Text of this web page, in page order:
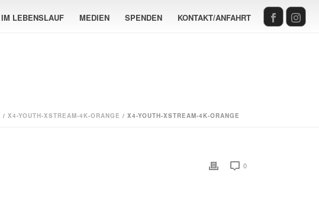
IM LEBENSLAUF MEDIEN SPENDEN KONTAKT/ANFAHRT
/ X4-YOUTH-XSTREAM-4K-ORANGE / X4-YOUTH-XSTREAM-4K-ORANGE
0